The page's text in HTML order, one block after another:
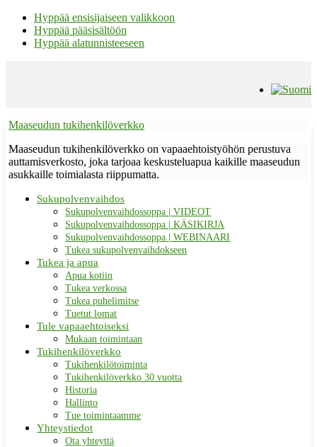
Hyppää ensisijaiseen valikkoon
Hyppää pääsisältöön
Hyppää alatunnisteeseen
Maaseudun tukihenkilöverkko
Maaseudun tukihenkilöverkko on vapaaehtoistyöhön perustuva
auttamisverkosto, joka tarjoaa keskusteluapua kaikille maaseudun
asukkaille toimialasta riippumatta.
Sukupolvenvaihdos
Sukupolvenvaihdossoppa | VIDEOT
Sukupolvenvaihdossoppa | KÄSIKIRJA
Sukupolvenvaihdossoppa | WEBINAARI
Tukea sukupolvenvaihdokseen
Tukea ja apua
Apua kotiin
Tukea verkossa
Tukea puhelimitse
Tuetut lomat
Tule vapaaehtoiseksi
Mukaan toimintaan
Tukihenkilöverkko
Tukihenkilötoiminta
Tukihenkilöverkko 30 vuotta
Historia
Hallinto
Tue toimintaamme
Yhteystiedot
Ota yhteyttä